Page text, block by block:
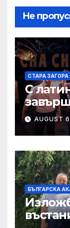
Не
СТАРА ЗАГОРА
С
Загора
AUGUST
БЪЛГАРСКА